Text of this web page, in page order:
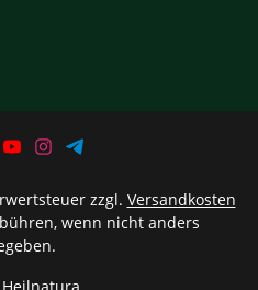
zzgl. Versandkosten
wenn nicht anders